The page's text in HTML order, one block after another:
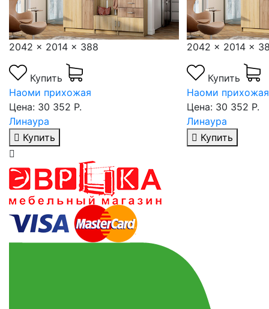
2042 x 2014 x 388
Купить
Наоми прихожая
Цена: 30 352 Р.
Линаура
Купить
2042 x 2014 x
Купить
Наоми прихожая
Цена: 30 352 Р.
Линаура
Купить